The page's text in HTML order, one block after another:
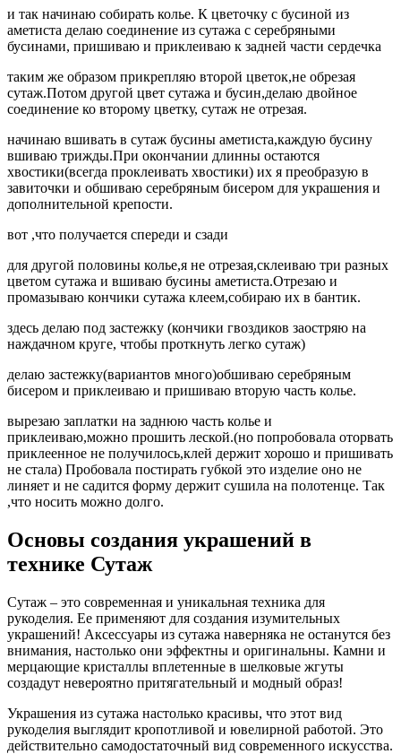
и так начинаю собирать колье. К цветочку с бусиной из
аметиста делаю соединение из сутажа с серебряными
бусинами, пришиваю и приклеиваю к задней части сердечка
таким же образом прикрепляю второй цветок,не обрезая
сутаж.Потом другой цвет сутажа и бусин,делаю двойное
соединение ко второму цветку, сутаж не отрезая.
начинаю вшивать в сутаж бусины аметиста,каждую бусину
вшиваю трижды.При окончании длинны остаются
хвостики(всегда проклеивать хвостики) их я преобразую в
завиточки и обшиваю серебряным бисером для украшения и
дополнительной крепости.
вот ,что получается спереди и сзади
для другой половины колье,я не отрезая,склеиваю три разных
цветом сутажа и вшиваю бусины аметиста.Отрезаю и
промазываю кончики сутажа клеем,собираю их в бантик.
здесь делаю под застежку (кончики гвоздиков заостряю на
наждачном круге, чтобы проткнуть легко сутаж)
делаю застежку(вариантов много)обшиваю серебряным
бисером и приклеиваю и пришиваю вторую часть колье.
вырезаю заплатки на заднюю часть колье и
приклеиваю,можно прошить леской.(но попробовала оторвать
приклеенное не получилось,клей держит хорошо и пришивать
не стала) Пробовала постирать губкой это изделие оно не
линяет и не садится форму держит сушила на полотенце. Так
,что носить можно долго.
Основы создания украшений в
технике Сутаж
Сутаж – это современная и уникальная техника для
рукоделия. Ее применяют для создания изумительных
украшений! Аксессуары из сутажа наверняка не останутся без
внимания, настолько они эффектны и оригинальны. Камни и
мерцающие кристаллы вплетенные в шелковые жгуты
создадут невероятно притягательный и модный образ!
Украшения из сутажа настолько красивы, что этот вид
рукоделия выглядит кропотливой и ювелирной работой. Это
действительно самодостаточный вид современного искусства.